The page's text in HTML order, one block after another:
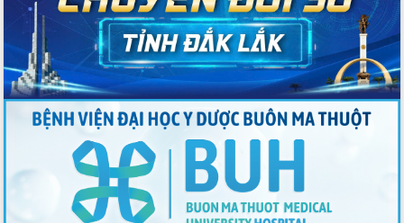
Phó Bí thư Tỉnh ủy Đắk Lắk Đỗ Hữu
Huy giữ chức Bí thư Đảng ủy Ủy Ban
Nhân dân tỉnh
Bệnh án điện tử thúc đẩy chuyển đổi
số y tế tại Đắk Lắk
Chuyển đổi số thư viện: Mở rộng
không gian tri thức trong thời đại số
Đánh giá, rút kinh nghiệm công tác tổ
chức diễn tập trước ngày bầu cử
Chương trình “Gặp gỡ hữu nghị –
Friendship Meeting New Year 2026”